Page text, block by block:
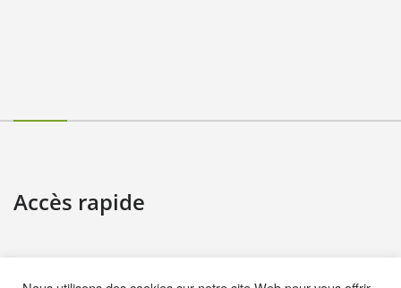
Accès rapide